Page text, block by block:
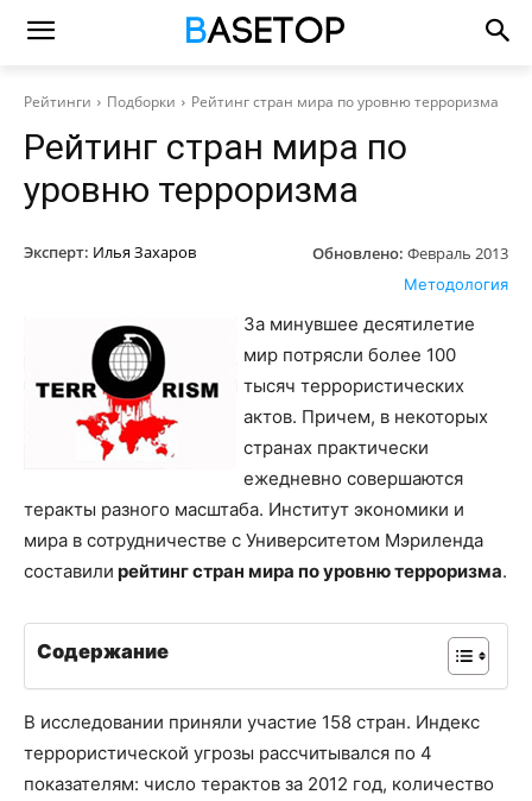
Рейтинги Подборки Рейтинг стран мира по уровню терроризма
Рейтинг стран мира по
уровню терроризма
Эксперт: Илья Захаров Обновлено: Февраль 2013
Методология
За минувшее десятилетие
мир потрясли более 100
тысяч террористических
актов. Причем, в некоторых
странах практически
ежедневно совершаются
теракты разного масштаба. Институт экономики и
мира в сотрудничестве с Университетом Мэриленда
составили рейтинг стран мира по уровню терроризма.
Содержание
В исследовании приняли участие 158 стран. Индекс
террористической угрозы рассчитывался по 4
показателям: число терактов за 2012 год, количество